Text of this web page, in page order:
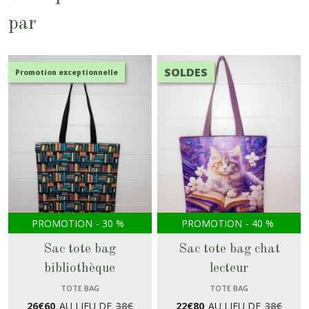
par
Promotion exceptionnelle
PROMOTION - 30 %
Sac tote bag
bibliothèque
TOTE BAG
26€60 AU LIEU DE 38€
SOLDES
PROMOTION - 40 %
Sac tote bag chat
lecteur
TOTE BAG
22€80 AU LIEU DE 38€